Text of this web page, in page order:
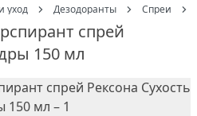
уход Дезодоранты Спреи
спрей
150 мл